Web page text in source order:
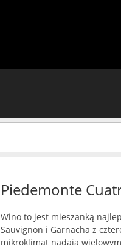
Piedemonte
Wino to jest mieszanką
Sauvignon i Garnacha z
mikroklimat nadają